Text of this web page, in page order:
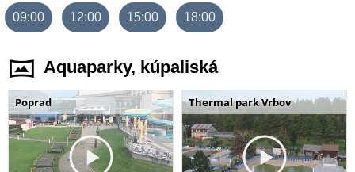
09:00 12:00 15:00 18:00
Aquaparky, kúpaliská
Poprad Thermal park Vrbov